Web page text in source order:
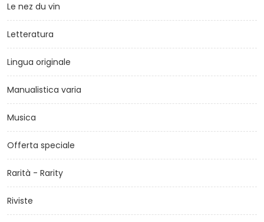
Le nez du vin
Letteratura
Lingua originale
Manualistica varia
Musica
Offerta speciale
Rarità - Rarity
Riviste